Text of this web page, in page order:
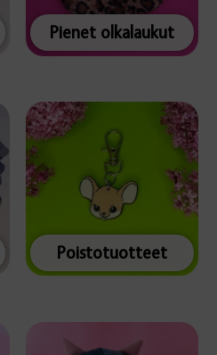
Pienet olkalaukut
Poistotuotteet